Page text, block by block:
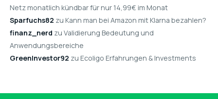
Netz monatlich kündbar für nur 14,99€ im Monat
Sparfuchs82 zu Kann man bei Amazon mit Klarna bezahlen?
finanz_nerd zu Validierung Bedeutung und
Anwendungsbereiche
GreenInvestor92 zu Ecoligo Erfahrungen & Investments